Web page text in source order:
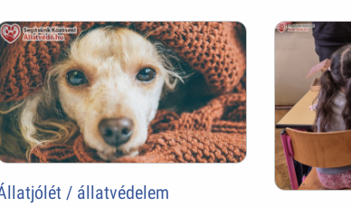
/ állatvédelem